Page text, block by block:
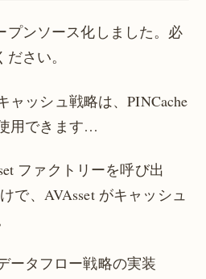
プンソース化しました。必
さい。
ャッシュ戦略は、PINCache
用できます…
ファクトリーを呼び出
で、AVAsset がキャッシュ
ータフロー戦略の実装